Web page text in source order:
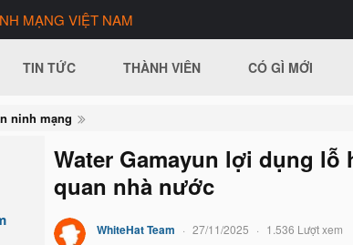
MẠNG VIỆT NAM
TIN TỨC THÀNH VIÊN CÓ GÌ MỚI
ninh mạng
Water Gamayun lợi dụng
quan nhà nước
WhiteHat Team 27/11/2025 1.536 Lượt xem